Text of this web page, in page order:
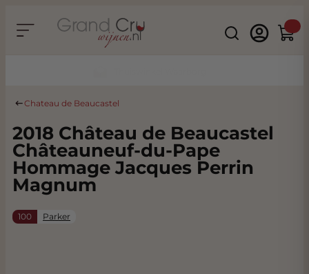
Search
Chateau de Beaucastel
2018 Château de Beaucastel
Châteauneuf-du-Pape
Hommage Jacques Perrin
Magnum
100 Parker